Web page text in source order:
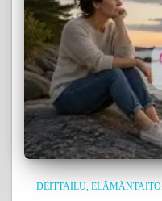
DEITTAILU ELÄMÄNTAITO